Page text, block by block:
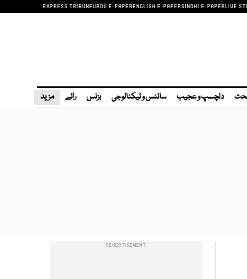
EXPRESS TRIBUNEURDU E-PAPERENGLISH E-PAPERSINDHI E-PAPERLIVE
دلچسپ و عجیب سائنس و ٹیکنالوجی بزنس رائے مزید